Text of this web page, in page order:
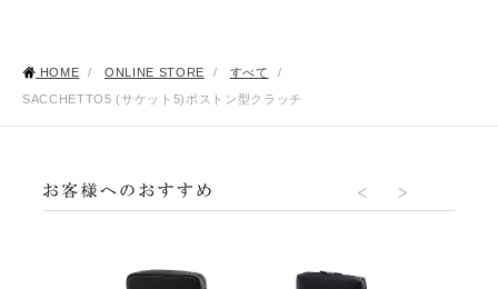
HOME / ONLINE STORE / すべて
/
SACCHETTO5 (サケット5)ボストン型クラッチ